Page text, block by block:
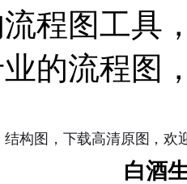
程图工具
的流程图